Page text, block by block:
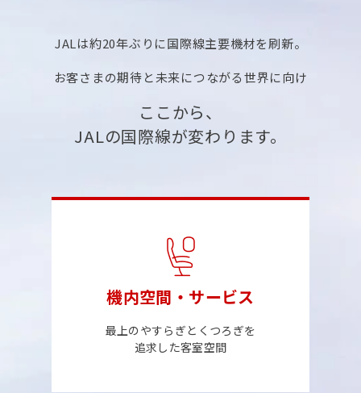
JALは約20年ぶりに国際線主要機材を刷新。
お客さまの期待と未来につながる世界に向け
ここから、
JALの国際線が変わります。
機内空間・サービス
最上のやすらぎとくつろぎを
追求した客室空間